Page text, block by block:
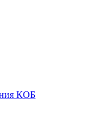
КОБ